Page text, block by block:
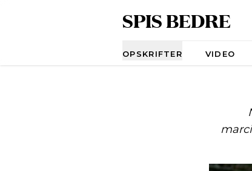
SPIS BEDRE
OPSKRIFTER VIDEO